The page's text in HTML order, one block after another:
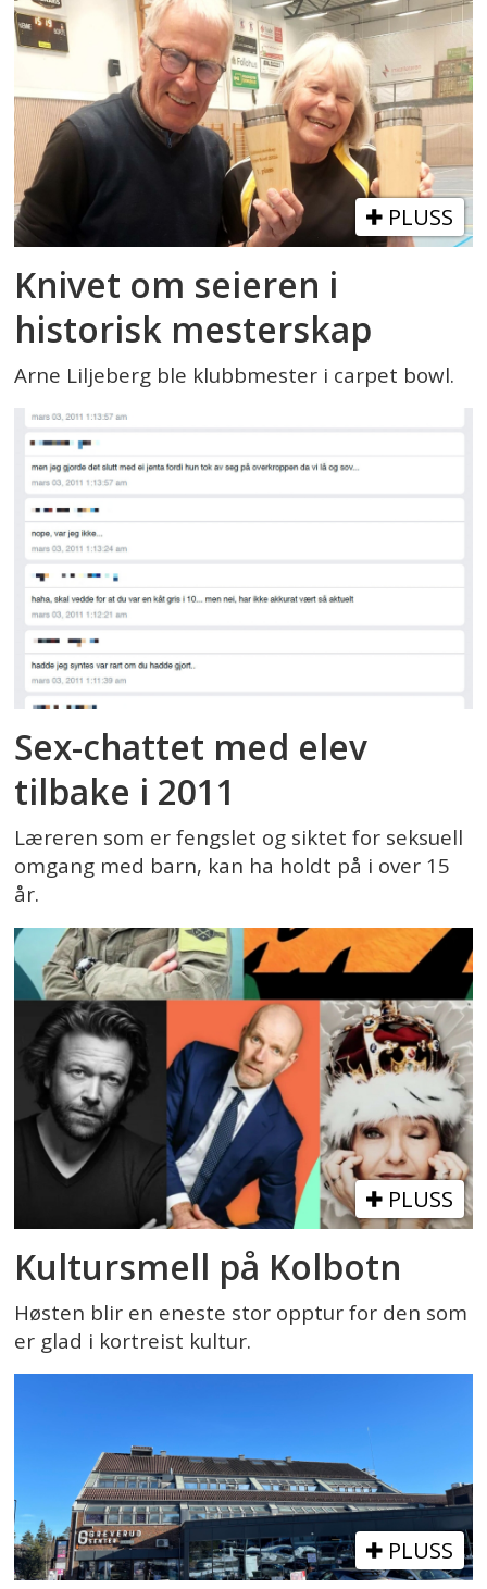
PLUSS
Knivet om seieren i
historisk mesterskap
Arne Liljeberg ble klubbmester i carpet bowl.
Sex-chattet med elev
tilbake i 2011
Læreren som er fengslet og siktet for seksuell
omgang med barn, kan ha holdt på i over 15
år.
PLUSS
Kultursmell på Kolbotn
Høsten blir en eneste stor opptur for den som
er glad i kortreist kultur.
PLUSS